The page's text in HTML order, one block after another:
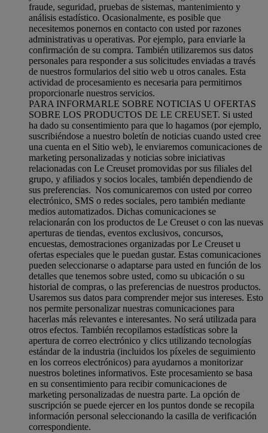
fraude, seguridad, pruebas de sistemas, mantenimiento y
análisis estadístico. Ocasionalmente, es posible que
necesitemos ponernos en contacto con usted por razones
administrativas u operativas. Por ejemplo, para enviarle la
confirmación de su compra. También utilizaremos sus datos
personales para responder a sus solicitudes enviadas a través
de nuestros formularios del sitio web u otros canales. Esta
actividad de procesamiento es necesaria para permitirnos
proporcionarle nuestros servicios.
PARA INFORMARLE SOBRE NOTICIAS U OFERTAS
SOBRE LOS PRODUCTOS DE LE CREUSET. Si usted
ha dado su consentimiento para que lo hagamos (por ejemplo,
suscribiéndose a nuestro boletín de noticias cuando usted cree
una cuenta en el Sitio web), le enviaremos comunicaciones de
marketing personalizadas y noticias sobre iniciativas
relacionadas con Le Creuset promovidas por sus filiales del
grupo, y afiliados y socios locales, también dependiendo de
sus preferencias. Nos comunicaremos con usted por correo
electrónico, SMS o redes sociales, pero también mediante
medios automatizados. Dichas comunicaciones se
relacionarán con los productos de Le Creuset o con las nuevas
aperturas de tiendas, eventos exclusivos, concursos,
encuestas, demostraciones organizadas por Le Creuset u
ofertas especiales que le puedan gustar. Estas comunicaciones
pueden seleccionarse o adaptarse para usted en función de los
detalles que tenemos sobre usted, como su ubicación o su
historial de compras, o las preferencias de nuestros productos.
Usaremos sus datos para comprender mejor sus intereses. Esto
nos permite personalizar nuestras comunicaciones para
hacerlas más relevantes e interesantes. No será utilizada para
otros efectos. También recopilamos estadísticas sobre la
apertura de correo electrónico y clics utilizando tecnologías
estándar de la industria (incluidos los píxeles de seguimiento
en los correos electrónicos) para ayudarnos a monitorizar
nuestros boletines informativos. Este procesamiento se basa
en su consentimiento para recibir comunicaciones de
marketing personalizadas de nuestra parte. La opción de
suscripción se puede ejercer en los puntos donde se recopila
información personal seleccionando la casilla de verificación
correspondiente.